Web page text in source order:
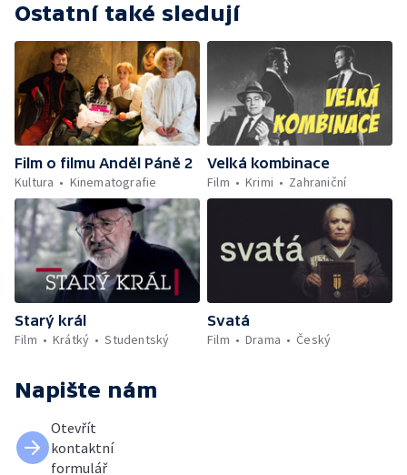
Ostatní také sledují
Film o filmu Anděl Páně 2
Kultura
Kinematografie
Velká kombinace
Film
Krimi Zahraniční
Starý král
Film
Krátký Studentský
Svatá
Film
Drama Český
Napište nám
Otevřít
kontaktní
formulář